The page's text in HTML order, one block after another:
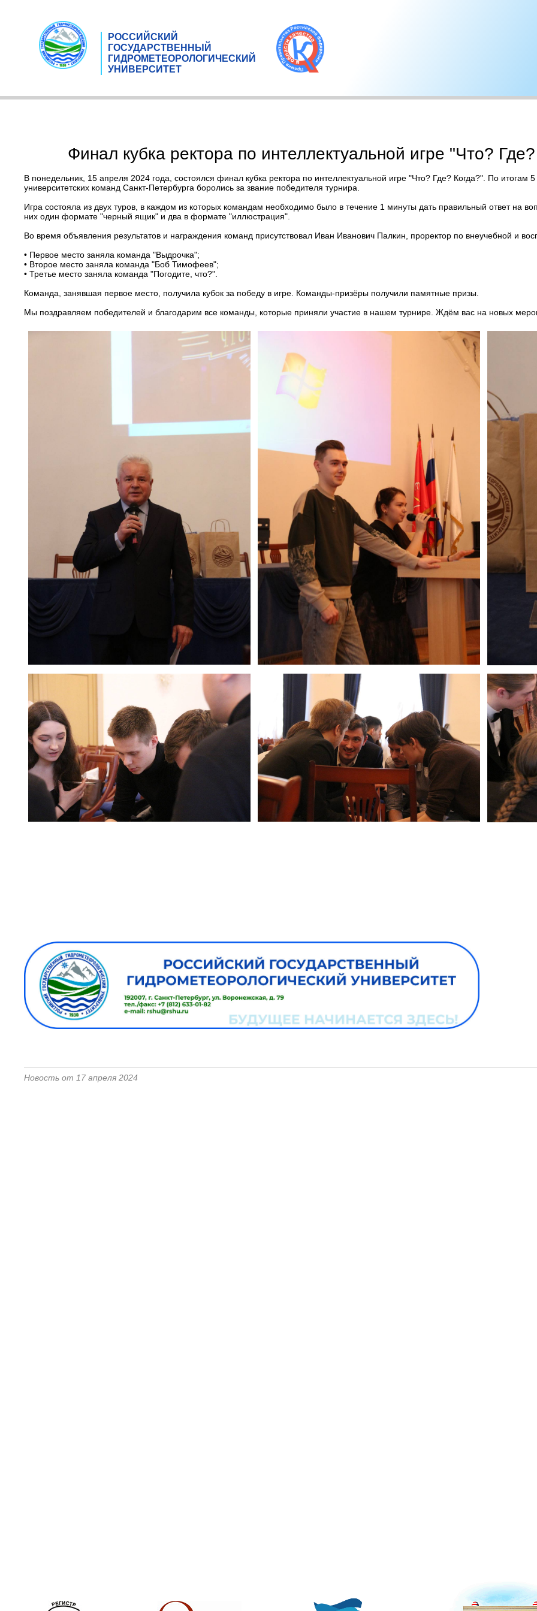
РОССИЙСКИЙ
ГОСУДАРСТВЕННЫЙ
ГИДРОМЕТЕОРОЛОГИЧЕСКИЙ
УНИВЕРСИТЕТ
Финал кубка ректора по интеллектуальной игре "Что?
В понедельник, 15 апреля 2024 года, состоялся финал кубка ректора по интеллектуальной игре "Что? Где? Когда?". По итогам
университетских команд Санкт-Петербурга боролись за звание победителя турнира.
Игра состояла из двух туров, в каждом из которых командам необходимо было в течение 1 минуты дать правильный ответ на
них один формате "черный ящик" и два в формате "иллюстрация".
Во время объявления результатов и награждения команд присутствовал Иван Иванович Палкин, проректор по внеучебной и
• Первое место заняла команда "Выдрочка";
• Второе место заняла команда "Боб Тимофеев";
• Третье место заняла команда "Погодите, что?".
Команда, занявшая первое место, получила кубок за победу в игре. Команды-призёры получили памятные призы.
Мы поздравляем победителей и благодарим все команды, которые приняли участие в нашем турнире. Ждём вас на новых
Новость от 17 апреля 2024